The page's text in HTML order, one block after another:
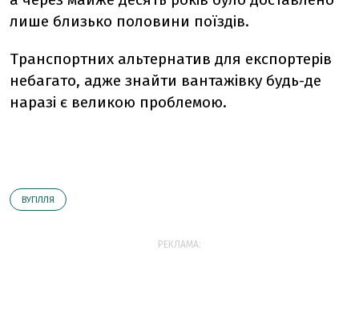
лише близько половини поїздів.
Транспортних альтернатив для експортерів
небагато, адже знайти вантажівку будь-де
наразі є великою проблемою.
ВУГІЛЛЯ
РЕКЛАМА: